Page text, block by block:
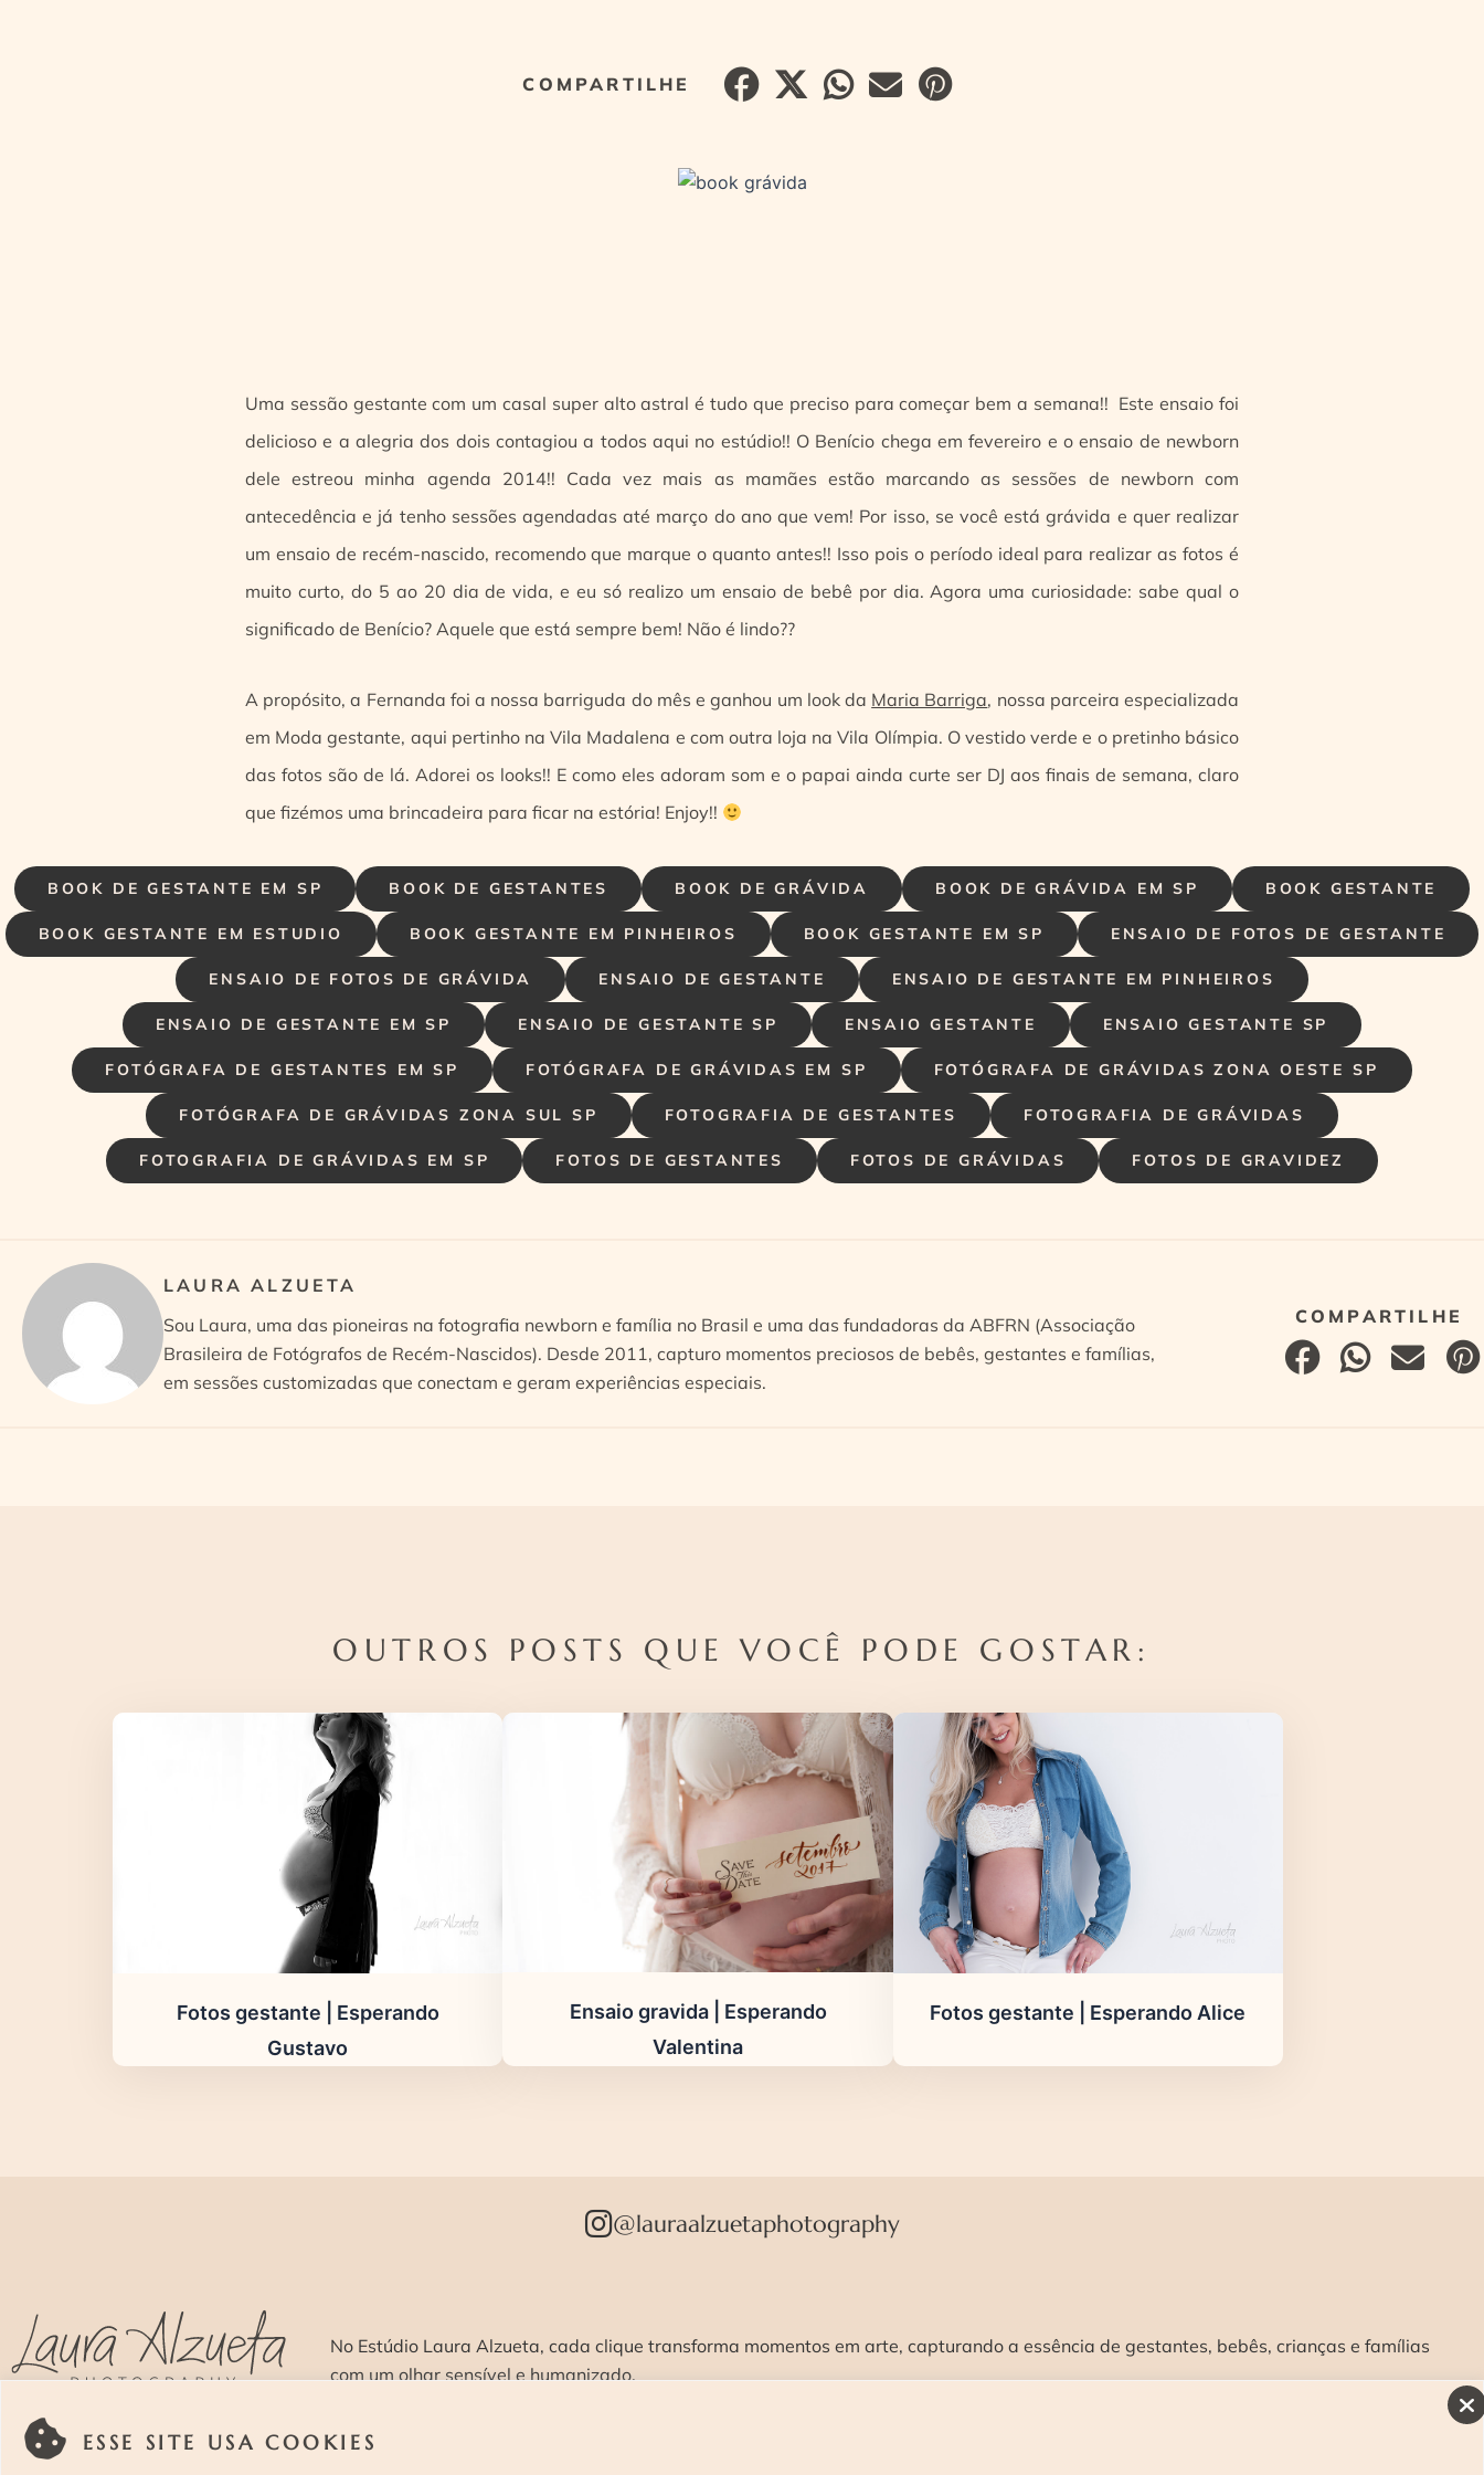
ESSE SITE USA COOKIES
Uma sessão gestante com um casal super alto astral é tudo que preciso para começar bem a semana!! Este ensaio foi
delicioso e a alegria dos dois contagiou a todos aqui no estúdio!! O Benício chega em fevereiro e o ensaio de newborn
dele estreou minha agenda 2014!! Cada vez mais as mamães estão marcando as sessões de newborn com
antecedência e já tenho sessões agendadas até março do ano que vem! Por isso, se você está grávida e quer realizar
um ensaio de recém-nascido, recomendo que marque o quanto antes!! Isso pois o período ideal para realizar as fotos é
muito curto, do 5 ao 20 dia de vida, e eu só realizo um ensaio de bebê por dia. Agora uma curiosidade: sabe qual o
significado de Benício? Aquele que está sempre bem! Não é lindo??
A propósito, a Fernanda foi a nossa barriguda do mês e ganhou um look da Maria Barriga, nossa parceira especializada
em Moda gestante, aqui pertinho na Vila Madalena e com outra loja na Vila Olímpia. O vestido verde e o pretinho básico
das fotos são de lá. Adorei os looks!! E como eles adoram som e o papai ainda curte ser DJ aos finais de semana, claro
que fizémos uma brincadeira para ficar na estória! Enjoy!!
BOOK DE GESTANTE EM SP BOOK DE GESTANTES BOOK DE GRÁVIDA BOOK DE GRÁVIDA EM SP BOOK GESTANTE
BOOK GESTANTE EM ESTUDIO BOOK GESTANTE EM PINHEIROS BOOK GESTANTE EM SP ENSAIO DE FOTOS DE GESTANTE
ENSAIO DE FOTOS DE GRÁVIDA ENSAIO DE GESTANTE ENSAIO DE GESTANTE EM PINHEIROS
ENSAIO DE GESTANTE EM SP ENSAIO DE GESTANTE SP ENSAIO GESTANTE ENSAIO GESTANTE SP
FOTÓGRAFA DE GESTANTES EM SP FOTÓGRAFA DE GRÁVIDAS EM SP FOTÓGRAFA DE GRÁVIDAS ZONA OESTE SP
FOTÓGRAFA DE GRÁVIDAS ZONA SUL SP FOTOGRAFIA DE GESTANTES FOTOGRAFIA DE GRÁVIDAS
FOTOGRAFIA DE GRÁVIDAS EM SP FOTOS DE GESTANTES FOTOS DE GRÁVIDAS FOTOS DE GRAVIDEZ
LAURA ALZUETA
Sou Laura, uma das pioneiras na fotografia newborn e família no Brasil e uma das fundadoras da ABFRN (Associação
Brasileira de Fotógrafos de Recém-Nascidos). Desde 2011, capturo momentos preciosos de bebês, gestantes e famílias,
em sessões customizadas que conectam e geram experiências especiais.
OUTROS POSTS QUE VOCÊ PODE GOSTAR:
Fotos gestante | Esperando
Gustavo
Ensaio gravida | Esperando
Valentina
Fotos gestante | Esperando Alice
@lauraalzuetaphotography
No Estúdio Laura Alzueta, cada clique transforma momentos em arte, capturando a essência de gestantes, bebês, crianças e famílias
com um olhar sensível e humanizado.
INSCREVA-SE E RECEBA NOSSAS NOVIDADES: